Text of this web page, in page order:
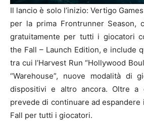
Il lancio è solo l’inizio: Vertigo
per la prima Frontrunner Season,
gratuitamente per tutti i giocatori
the Fall – Launch Edition, e include
tra cui l’Harvest Run “Hollywood
“Warehouse”, nuove modalità di
dispositivi e altro ancora. Oltre a
prevede di continuare ad
Fall per tutti i giocatori.